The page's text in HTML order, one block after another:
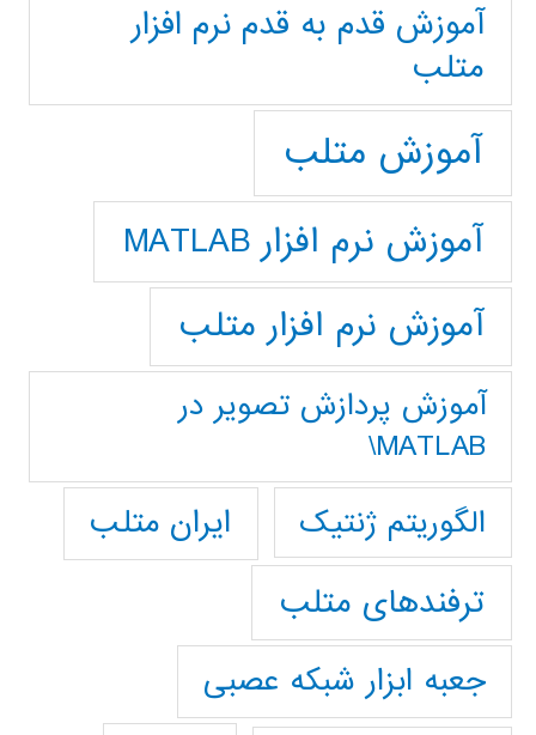
آموزش قدم به قدم نرم افزار
متلب
آموزش متلب
آموزش نرم افزار MATLAB
آموزش نرم افزار متلب
آموزش پردازش تصوير در
MATLAB\
الگوریتم ژنتیک
ایران متلب
ترفندهای متلب
جعبه ابزار شبکه عصبی